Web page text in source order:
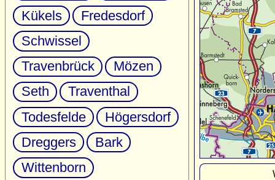
Kükels
Fredesdorf
Schwissel
Travenbrück
Mözen
Seth
Traventhal
Todesfelde
Högersdorf
Dreggers
Bark
Wittenborn